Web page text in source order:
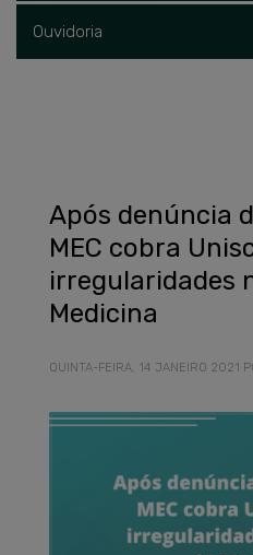
Ouvidoria
Após denúncia
MEC cobra
irregularidades
Medicina
QUINTA-FEIRA, 14 JANEIRO 2021